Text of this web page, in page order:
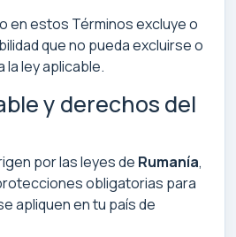
en estos Términos excluye o
que no pueda excluirse o
la ley aplicable.
y derechos del
por las leyes de Rumanía,
obligatorias para
apliquen en tu país de